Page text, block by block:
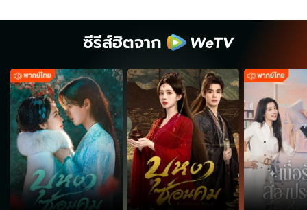
ซีรีส์ฮิตจาก